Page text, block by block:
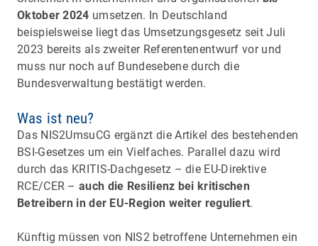
Oktober 2024 umsetzen. In Deutschland
beispielsweise liegt das Umsetzungsgesetz seit Juli
2023 bereits als zweiter Referentenentwurf vor und
muss nur noch auf Bundesebene durch die
Bundesverwaltung bestätigt werden.
Was ist neu?
Das NIS2UmsuCG ergänzt die Artikel des bestehenden
BSI-Gesetzes um ein Vielfaches. Parallel dazu wird
durch das KRITIS-Dachgesetz – die EU-Direktive
RCE/CER –auch die Resilienz bei kritischen
Betreibern in der EU-Region weiter reguliert.
Künftig müssen von NIS2 betroffene Unternehmen ein